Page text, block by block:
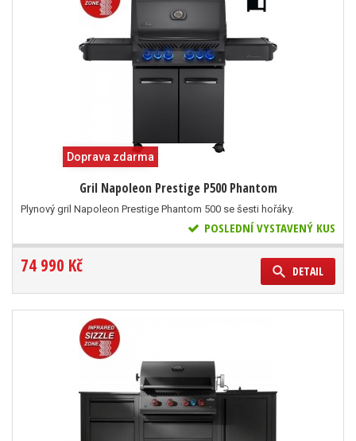
Doprava zdarma
Gril Napoleon Prestige P500 Phantom
Plynový gril Napoleon Prestige Phantom 500 se šesti hořáky.
POSLEDNÍ VYSTAVENÝ KUS
74 990 Kč DETAIL